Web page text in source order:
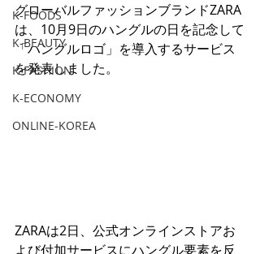
K-FOODS
K-BEAUTY
K-FASHION
K-ECONOMY
ONLINE-KOREA
グローバルファッションブランドZARA
は、10月9日のハングルの日を記念して
「ハングルロゴ」を導入するサービス
を発表しました。
ZARAは2日、公式オンラインストアお
よび付加サービスにハングル要素を反